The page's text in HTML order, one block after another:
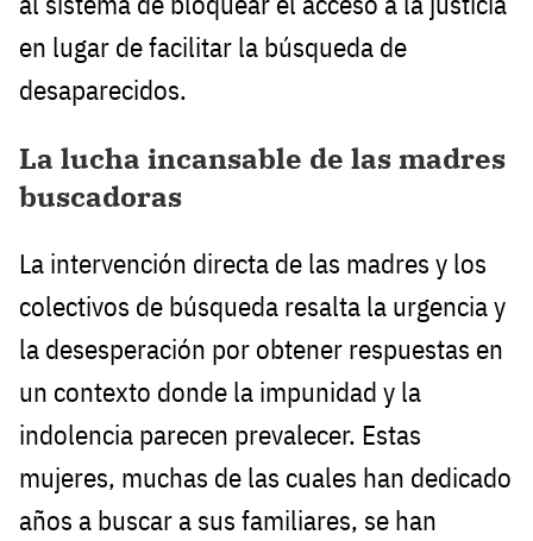
en lugar de facilitar la búsqueda de
desaparecidos.
La lucha incansable de las madres
buscadoras
La intervención directa de las madres y los
colectivos de búsqueda resalta la urgencia y
la desesperación por obtener respuestas en
un contexto donde la impunidad y la
indolencia parecen prevalecer. Estas
mujeres, muchas de las cuales han dedicado
años a buscar a sus familiares, se han